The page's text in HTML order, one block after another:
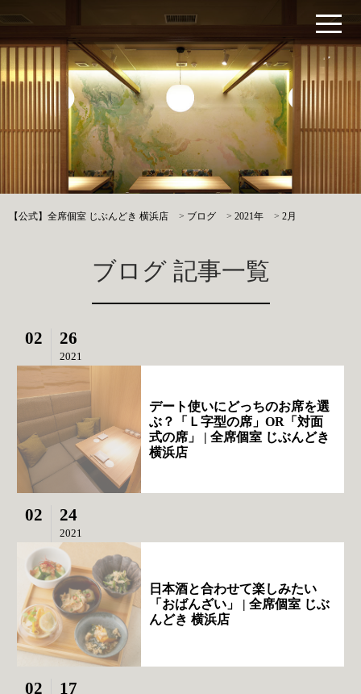
【公式】全席個室 じぶんどき 横浜店 > ブログ >2021年 >2月
ブログ 記事一覧
02 26
2021
デート使いにどっちのお席を選
ぶ？「Ｌ字型の席」OR「対面
式の席」 | 全席個室 じぶんどき
横浜店
02 24
2021
日本酒と合わせて楽しみたい
「おばんざい」 | 全席個室 じぶ
んどき 横浜店
02 17